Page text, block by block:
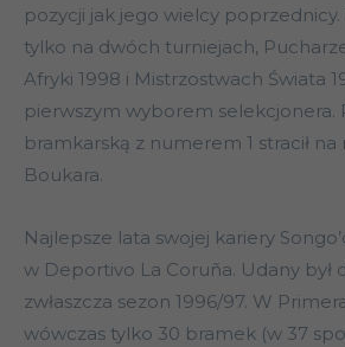
pozycji jak jego wielcy
tylko na dwóch turniejach,
Afryki 1998 i Mistrzostwach Świata
pierwszym wyborem selekcjonera.
bramkarską z numerem 1 stracił
Boukara.
Najlepsze lata swojej kariery
w Deportivo La Coruña. Udany był
zwłaszcza sezon 1996/97. W
wówczas tylko 30 bramek (w 37